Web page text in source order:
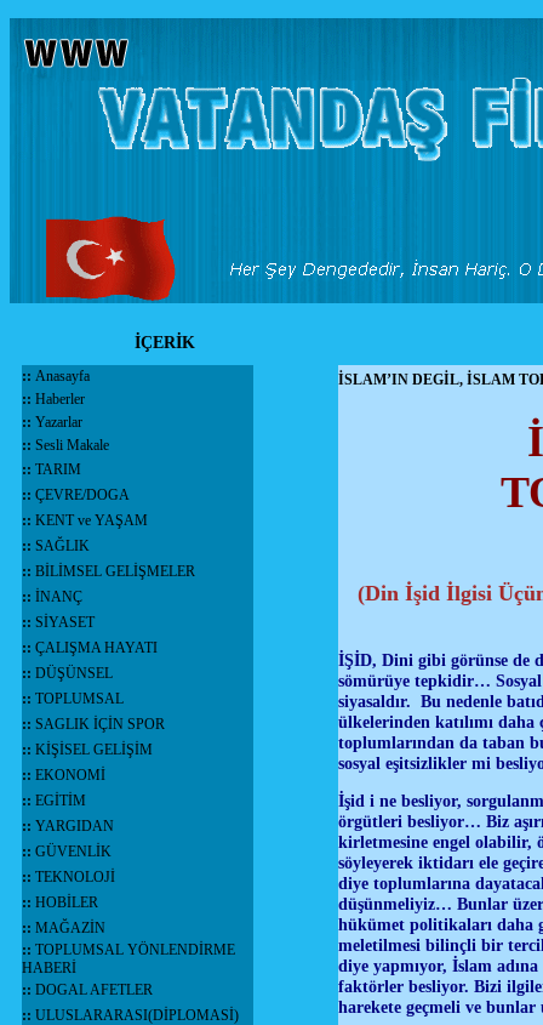
İÇERİK
:: Anasayfa
:: Haberler
:: Yazarlar
:: Sesli Makale
:: TARIM
:: ÇEVRE/DOGA
:: KENT ve YAŞAM
:: SAĞLIK
:: BİLİMSEL GELİŞMELER
:: İNANÇ
:: SİYASET
:: ÇALIŞMA HAYATI
:: DÜŞÜNSEL
:: TOPLUMSAL
:: SAGLIK İÇİN SPOR
:: KİŞİSEL GELİŞİM
:: EKONOMİ
:: EGİTİM
:: YARGIDAN
:: GÜVENLİK
:: TEKNOLOJİ
:: HOBİLER
:: MAĞAZİN
:: TOPLUMSAL YÖNLENDİRME
HABERİ
:: DOGAL AFETLER
:: ULUSLARARASI(DİPLOMASİ)
İSLAM’IN DEGİL, İSLAM
(Din İşid İlgisi
İŞİD, Dini gibi görünse de
sömürüye tepkidir… Sosyal
siyasaldır. Bu nedenle
ülkelerinden katılımı
toplumlarından da taban
sosyal eşitsizlikler mi
İşid i ne besliyor,
örgütleri besliyor… Biz
kirletmesine engel olabilir,
söyleyerek iktidarı ele
diye toplumlarına
düşünmeliyiz… Bunlar
hükümet politikaları daha
meletilmesi bilinçli bir
diye yapmıyor, İslam
faktörler besliyor. Bizi
harekete geçmeli ve